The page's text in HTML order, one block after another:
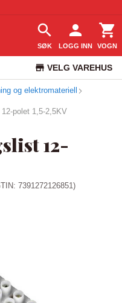
SØK LOGG INN VOGN
VELG VAREHUS
KUNDESERVICE
og elektromateriell
polet 1,5-2,5KV
12-
7391272126851)